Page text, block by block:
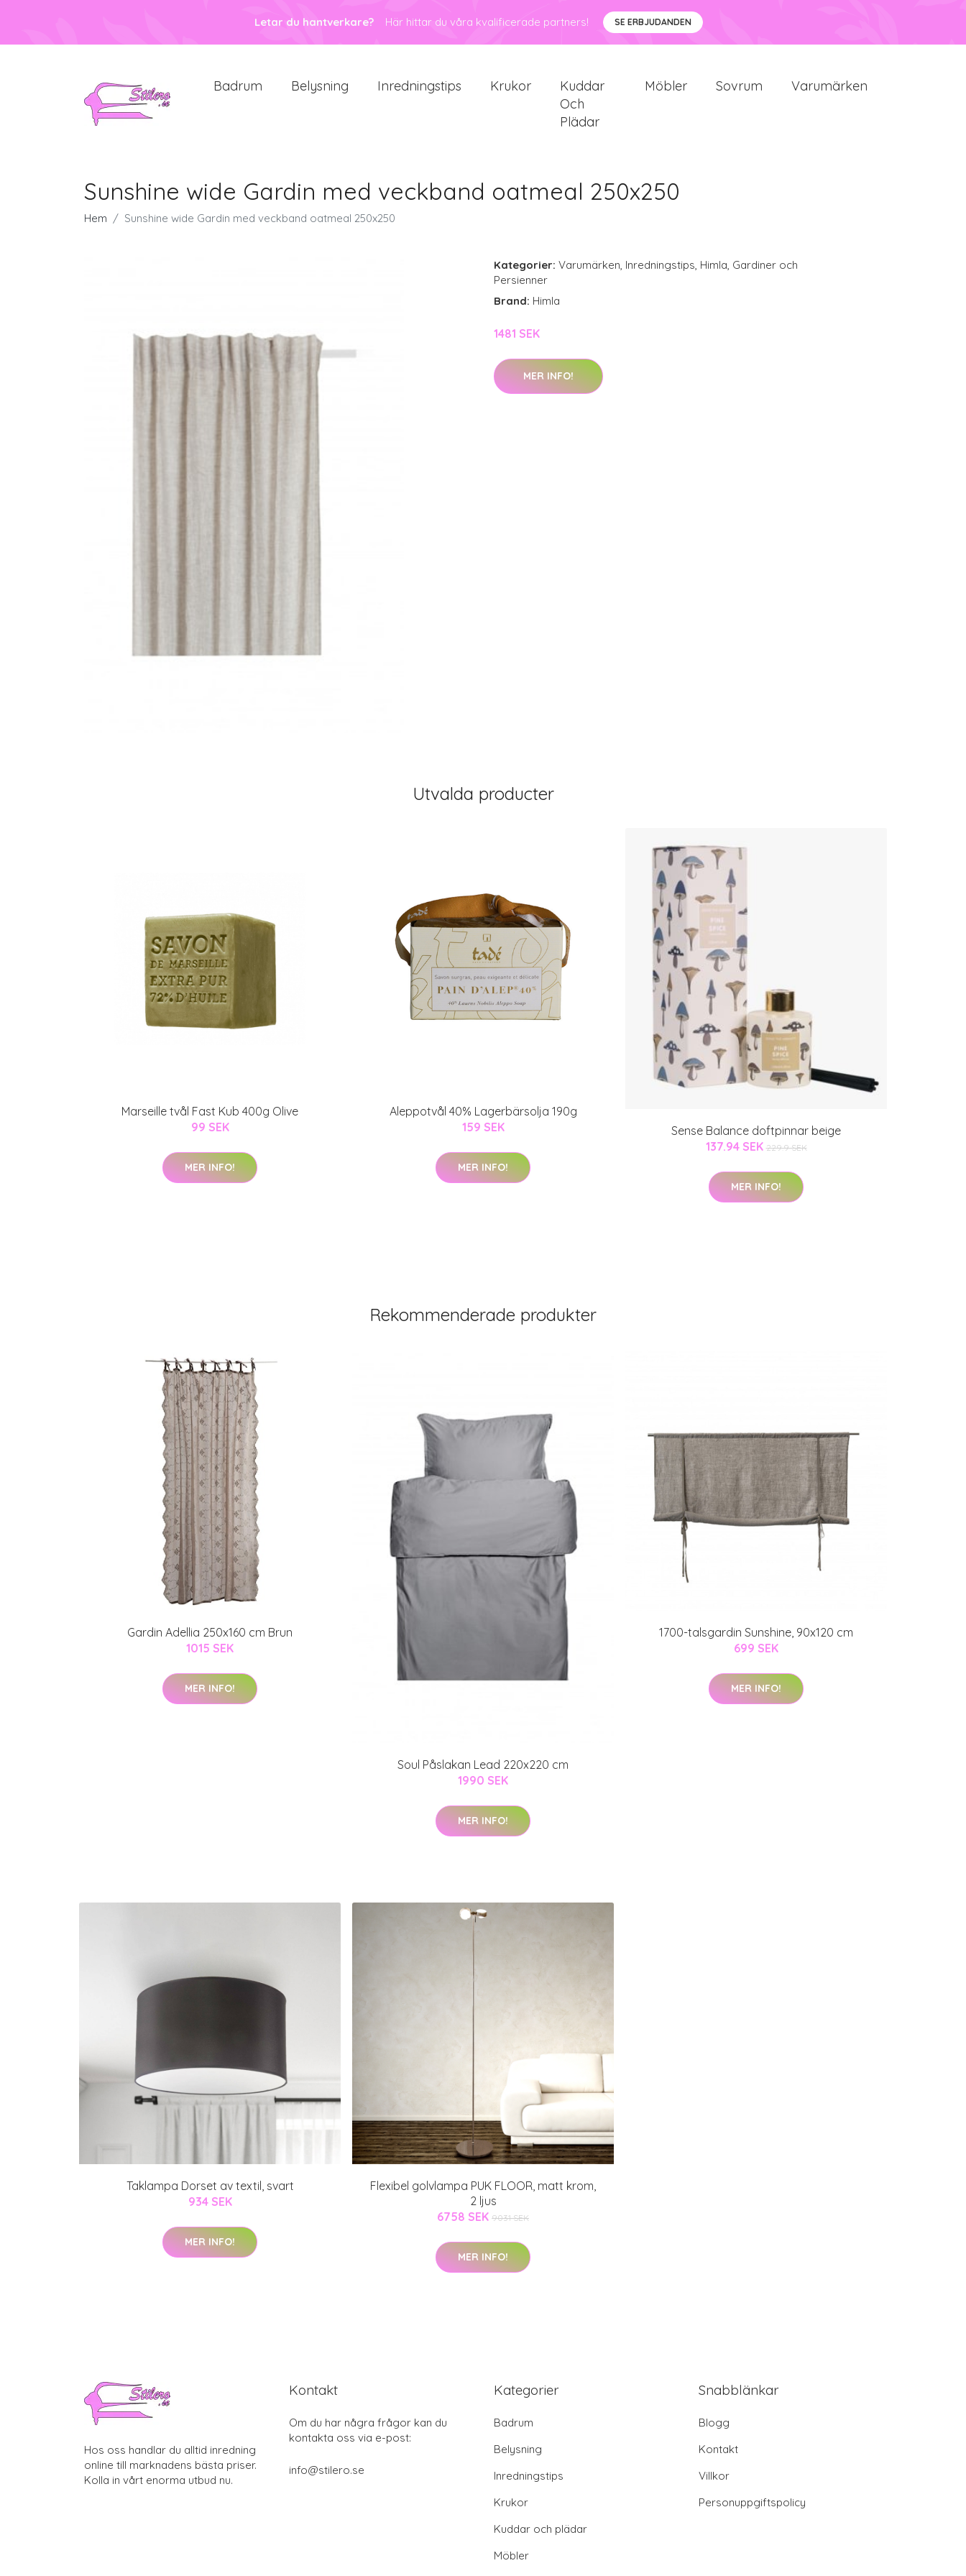
Letar du hantverkare? Här hittar du våra kvalificerade partners! SE ERBJUDANDEN
Badrum Belysning Inredningstips Krukor
Kuddar
Och
Plädar
Möbler Sovrum Varumärken
Sunshine wide Gardin med veckband oatmeal 250x250
Hem Sunshine wide Gardin med veckband oatmeal 250x250
Kategorier: Varumärken, Inredningstips, Himla, Gardiner och
Persienner
Brand: Himla
1481 SEK
MER INFO!
Utvalda producter
Marseille tvål Fast Kub 400g Olive
99 SEK
MER INFO!
Aleppotvål 40% Lagerbärsolja 190g
159 SEK
MER INFO!
Sense Balance doftpinnar beige
137.94 SEK 229.9 SEK
MER INFO!
Rekommenderade produkter
Gardin Adellia 250x160 cm Brun
1015 SEK
MER INFO!
Soul Påslakan Lead 220x220 cm
1990 SEK
MER INFO!
1700-talsgardin Sunshine, 90x120 cm
699 SEK
MER INFO!
Taklampa Dorset av textil, svart
934 SEK
MER INFO!
Flexibel golvlampa PUK FLOOR, matt krom,
2 ljus
6758 SEK 9031 SEK
MER INFO!
Hos oss handlar du alltid inredning
online till marknadens bästa priser.
Kolla in vårt enorma utbud nu.
Kontakt
Om du har några frågor kan du
kontakta oss via e-post:
info@stilero.se
Kategorier
Badrum
Belysning
Inredningstips
Krukor
Kuddar och plädar
Möbler
Snabblänkar
Blogg
Kontakt
Villkor
Personuppgiftspolicy